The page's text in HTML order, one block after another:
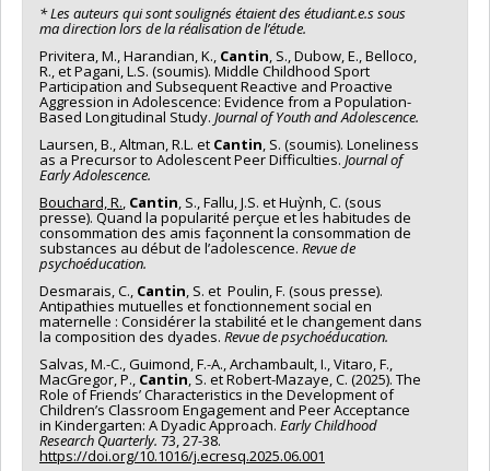
* Les auteurs qui sont soulignés étaient des étudiant.e.s sous
ma direction lors de la réalisation de l’étude.
Privitera, M., Harandian, K., Cantin, S., Dubow, E., Belloco,
R., et Pagani, L.S. (soumis). Middle Childhood Sport
Participation and Subsequent Reactive and Proactive
Aggression in Adolescence: Evidence from a Population-
Based Longitudinal Study. Journal of Youth and Adolescence.
Laursen, B., Altman, R.L. et Cantin, S. (soumis). Loneliness
as a Precursor to Adolescent Peer Difficulties. Journal of
Early Adolescence.
Bouchard, R., Cantin, S., Fallu, J.S. et Huỳnh, C. (sous
presse). Quand la popularité perçue et les habitudes de
consommation des amis façonnent la consommation de
substances au début de l’adolescence. Revue de
psychoéducation.
Desmarais, C., Cantin, S. et Poulin, F. (sous presse).
Antipathies mutuelles et fonctionnement social en
maternelle : Considérer la stabilité et le changement dans
la composition des dyades. Revue de psychoéducation.
Salvas, M.-C., Guimond, F.-A., Archambault, I., Vitaro, F.,
MacGregor, P., Cantin, S. et Robert-Mazaye, C. (2025). The
Role of Friends’ Characteristics in the Development of
Children’s Classroom Engagement and Peer Acceptance
in Kindergarten: A Dyadic Approach. Early Childhood
Research Quarterly. 73, 27-38.
https://doi.org/10.1016/j.ecresq.2025.06.001